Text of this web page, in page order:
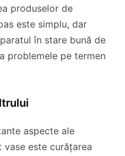
produselor de
este simplu, dar
în stare bună de
problemele pe termen
aspecte ale
este curățarea